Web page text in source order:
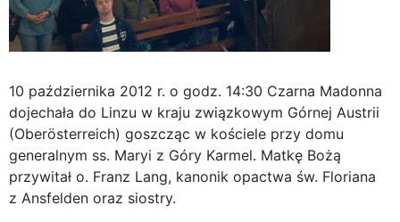
10 października 2012 r. o godz. 14:30 Czarna Madonna
dojechała do Linzu w kraju związkowym Górnej Austrii
(Oberösterreich) goszcząc w kościele przy domu
generalnym ss. Maryi z Góry Karmel. Matkę Bożą
przywitał o. Franz Lang, kanonik opactwa św. Floriana
z Ansfelden oraz siostry.